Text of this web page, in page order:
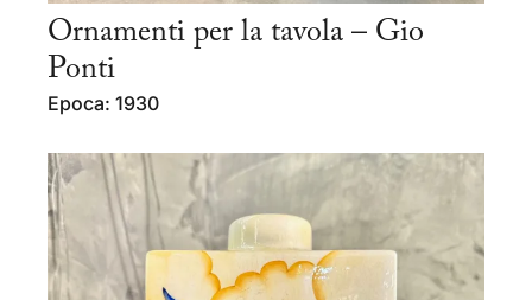
Ornamenti per la tavola – Gio
Ponti
Epoca: 1930